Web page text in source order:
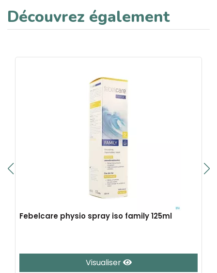
Découvrez également
Febelcare physio spray iso family 125ml
Visualiser